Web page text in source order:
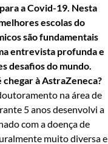
a Covid-19. Nesta
escolas do
são fundamentais
entrevista profunda e
desafios do mundo.
à AstraZeneca?
na área de
5 anos desenvolvi a
com a doença de
muito diversa e